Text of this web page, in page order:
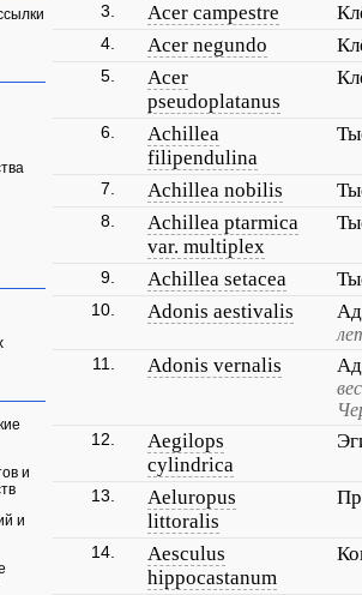
и
и
3. Acer campestre
4.
Acer negundo
5.
Acer
pseudoplatanus
6.
Achillea
filipendulina
7. Achillea nobilis
8.
Achillea ptarmica
var. multiplex
9. Achillea setacea
10.
Adonis aestivalis
11. Adonis vernalis
12.
Aegilops
cylindrica
13.
Aeluropus
littoralis
14.
Aesculus
hippocastanum